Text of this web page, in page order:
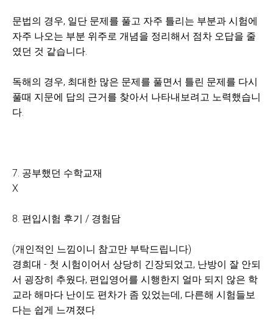
문법의 경우, 일단 문제를 풀고 자주 틀리는 부분과 시험에
자주 나오는 부분 위주로 개념을 정리해서 점차 오답을 줄
였던 것 같습니다.
독해의 경우, 최대한 많은 문제를 풀면서 틀린 문제를 다시
풀때 지문에 답의 근거를 찾아서 나타내보려고 노력했습니
다.
7. 공부했던 수학교재
X
8. 편입시험 후기 / 경험담
(개인적인 느낌이니 참고만 부탁드립니다)
경희대 - 첫 시험이어서 상당히 긴장되었고, 난방이 잘 안되
서 굉장히 추웠다, 편입영어를 시행한지 얼마 되지 않은 학
교라 해마다 난이도 편차가 좀 있었는데, 다른해 시험들보
다는 쉽게 느껴졌다